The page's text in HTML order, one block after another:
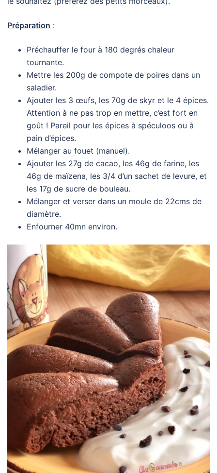
Préparation :
Préchauffer le four à 180 degrés chaleur
tournante.
Mettre les 200g de compote de poires dans un
saladier.
Ajouter les 3 œufs, les 70g de skyr et le 4 épices.
Attention à ne pas trop en mettre, c’est fort en
goût ! Pareil pour les épices à spéculoos ou à
pain d’épices.
Mélanger au fouet (manuel).
Ajouter les 27g de cacao, les 46g de farine, les
46g de maïzena, les 3/4 d’un sachet de levure, et
les 17g de sucre de bouleau.
Mélanger et verser dans un moule de 22cms de
diamètre.
Enfourner 40mn environ.